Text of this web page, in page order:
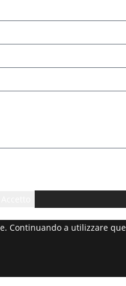
a utilizzare